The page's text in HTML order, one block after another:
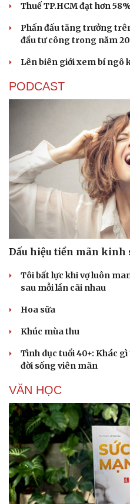
Thuế TP.HCM đạt hơn
Phấn đấu tăng trưởng
đầu tư công trong năm
Lên biên giới xem bí ngô
PODCAST
Dấu hiệu tiền mãn kinh
Tôi bất lực khi vợ luôn
sau mỗi lần cãi nhau
Hoa sữa
Khúc mùa thu
Tình dục tuổi 40+: Khác
đời sống viên mãn
VĂN HỌC